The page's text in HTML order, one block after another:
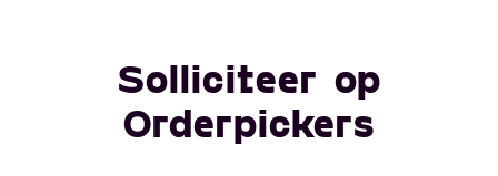
Solliciteer op
Orderpickers